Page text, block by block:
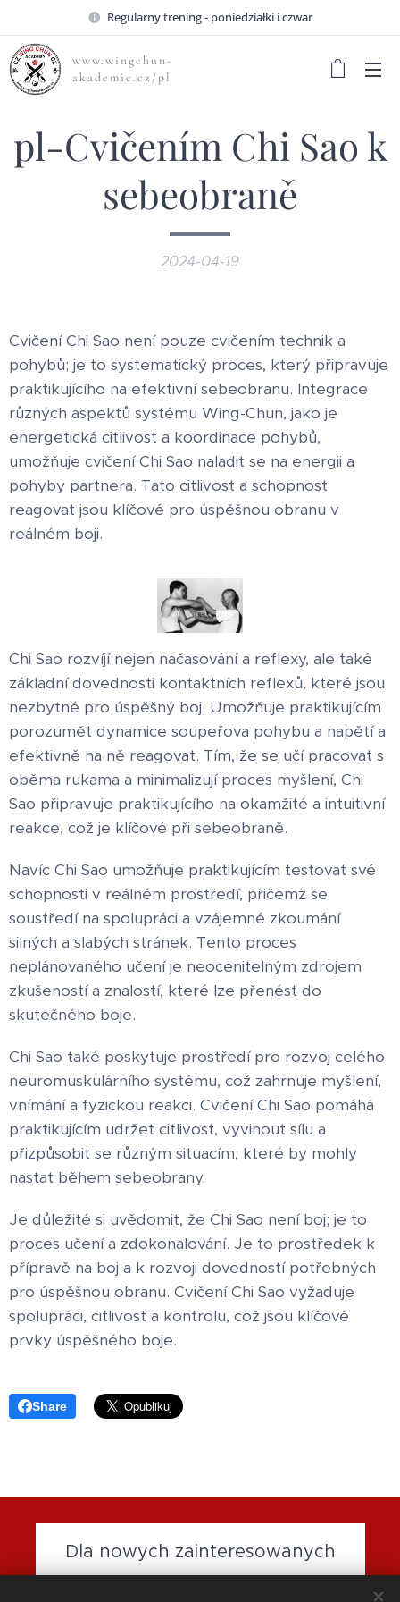
Regularny trening - poniedziałki i czwar
www.wingchun-
akademie.cz/pl
pl-Cvičením Chi Sao k
sebeobraně
2024-04-19
Cvičení Chi Sao není pouze cvičením technik a
pohybů; je to systematický proces, který připravuje
praktikujícího na efektivní sebeobranu. Integrace
různých aspektů systému Wing-Chun, jako je
energetická citlivost a koordinace pohybů,
umožňuje cvičení Chi Sao naladit se na energii a
pohyby partnera. Tato citlivost a schopnost
reagovat jsou klíčové pro úspěšnou obranu v
reálném boji.
Chi Sao rozvíjí nejen načasování a reflexy, ale také
základní dovednosti kontaktních reflexů, které jsou
nezbytné pro úspěšný boj. Umožňuje praktikujícím
porozumět dynamice soupeřova pohybu a napětí a
efektivně na ně reagovat. Tím, že se učí pracovat s
oběma rukama a minimalizují proces myšlení, Chi
Sao připravuje praktikujícího na okamžité a intuitivní
reakce, což je klíčové při sebeobraně.
Navíc Chi Sao umožňuje praktikujícím testovat své
schopnosti v reálném prostředí, přičemž se
soustředí na spolupráci a vzájemné zkoumání
silných a slabých stránek. Tento proces
neplánovaného učení je neocenitelným zdrojem
zkušeností a znalostí, které lze přenést do
skutečného boje.
Chi Sao také poskytuje prostředí pro rozvoj celého
neuromuskulárního systému, což zahrnuje myšlení,
vnímání a fyzickou reakci. Cvičení Chi Sao pomáhá
praktikujícím udržet citlivost, vyvinout sílu a
přizpůsobit se různým situacím, které by mohly
nastat během sebeobrany.
Je důležité si uvědomit, že Chi Sao není boj; je to
proces učení a zdokonalování. Je to prostředek k
přípravě na boj a k rozvoji dovedností potřebných
pro úspěšnou obranu. Cvičení Chi Sao vyžaduje
spolupráci, citlivost a kontrolu, což jsou klíčové
prvky úspěšného boje.
Share
Dla nowych zainteresowanych